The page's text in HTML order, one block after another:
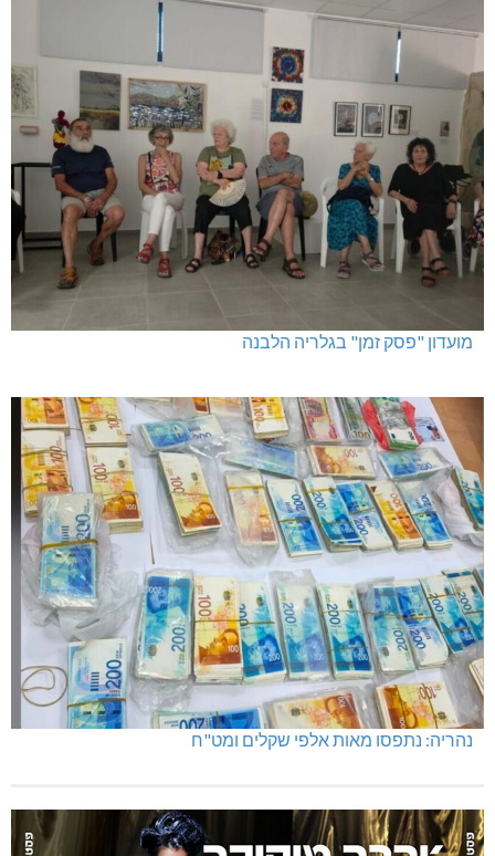
מועדון "פסק זמן" בגלריה הלבנה
נהריה: נתפסו מאות אלפי שקלים ומט"ח